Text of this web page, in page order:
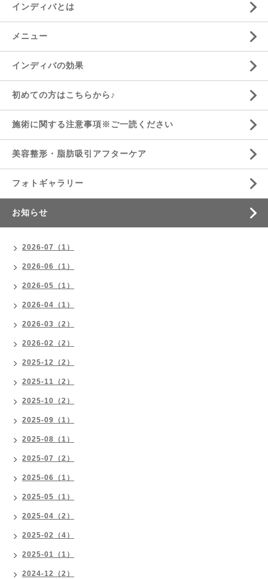
インディバとは
メニュー
インディバの効果
初めての方はこちらから♪
施術に関する注意事項※ご一読ください
美容整形・脂肪吸引アフターケア
フォトギャラリー
お知らせ
2026-07（1）
2026-06（1）
2026-05（1）
2026-04（1）
2026-03（2）
2026-02（2）
2025-12（2）
2025-11（2）
2025-10（2）
2025-09（1）
2025-08（1）
2025-07（2）
2025-06（1）
2025-05（1）
2025-04（2）
2025-02（4）
2025-01（1）
2024-12（2）